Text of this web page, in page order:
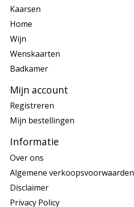
Kaarsen
Home
Wijn
Wenskaarten
Badkamer
Mijn account
Registreren
Mijn bestellingen
Informatie
Over ons
Algemene verkoopsvoorwaarden
Disclaimer
Privacy Policy